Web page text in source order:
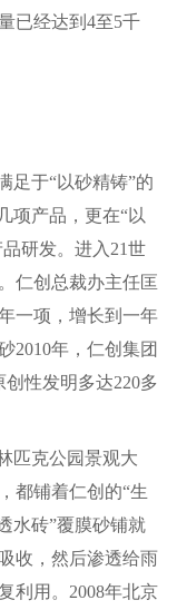
已经达到4至5千
于“以砂精铸”的
项产品，更在“以
研发。进入21世
仁创总裁办主任匡
一项，增长到一年
2010年，仁创集团
性发明多达220多
克公园景观大
都铺着仁创的“生
水砖”覆膜砂铺就
收，然后渗透给雨
利用。2008年北京